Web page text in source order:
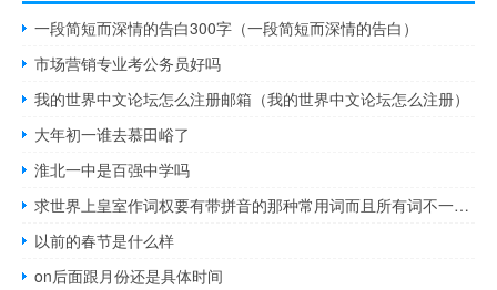
一段简短而深情的告白300字（一段简短而深情的告白）
市场营销专业考公务员好吗
我的世界中文论坛怎么注册邮箱（我的世界中文论坛怎么注册）
大年初一谁去慕田峪了
淮北一中是百强中学吗
求世界上皇室作词权要有带拼音的那种常用词而且所有词不一定都是拼音_
以前的春节是什么样
on后面跟月份还是具体时间